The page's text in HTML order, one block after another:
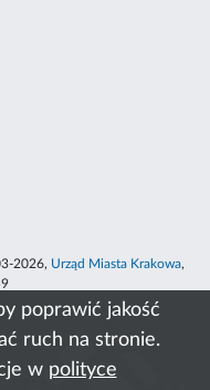
poprawić jakość
ruch na stronie.
w polityce
2026, Urząd Miasta Krakowa,